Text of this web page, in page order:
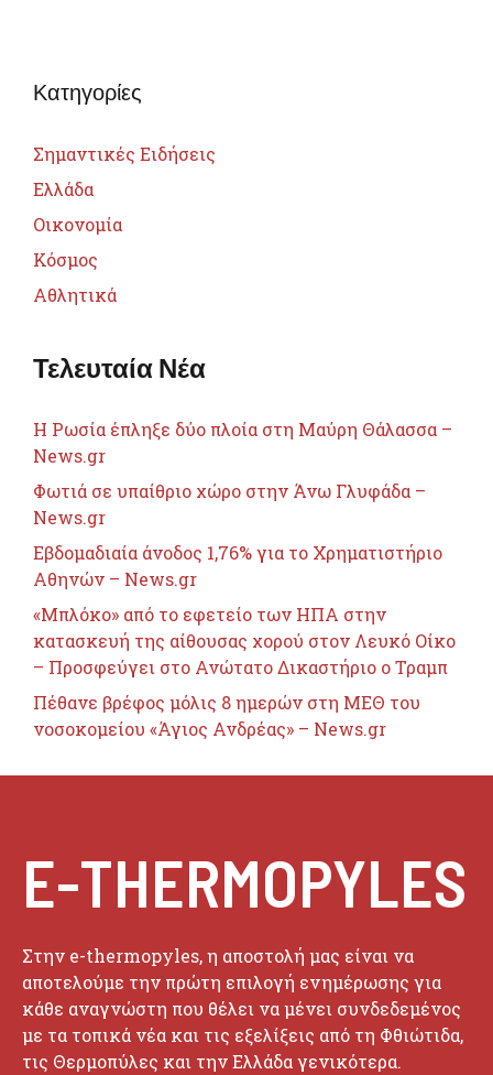
Κατηγορίες
Σημαντικές Ειδήσεις
Ελλάδα
Οικονομία
Κόσμος
Αθλητικά
Τελευταία Νέα
Η Ρωσία έπληξε δύο πλοία στη Μαύρη Θάλασσα –
News.gr
Φωτιά σε υπαίθριο χώρο στην Άνω Γλυφάδα –
News.gr
Εβδομαδιαία άνοδος 1,76% για το Χρηματιστήριο
Αθηνών – News.gr
«Μπλόκο» από το εφετείο των ΗΠΑ στην
κατασκευή της αίθουσας χορού στον Λευκό Οίκο
– Προσφεύγει στο Ανώτατο Δικαστήριο ο Τραμπ
Πέθανε βρέφος μόλις 8 ημερών στη ΜΕΘ του
νοσοκομείου «Άγιος Ανδρέας» – News.gr
E-THERMOPYLES
Στην e-thermopyles, η αποστολή μας είναι να
αποτελούμε την πρώτη επιλογή ενημέρωσης για
κάθε αναγνώστη που θέλει να μένει συνδεδεμένος
με τα τοπικά νέα και τις εξελίξεις από τη Φθιώτιδα,
τις Θερμοπύλες και την Ελλάδα γενικότερα.